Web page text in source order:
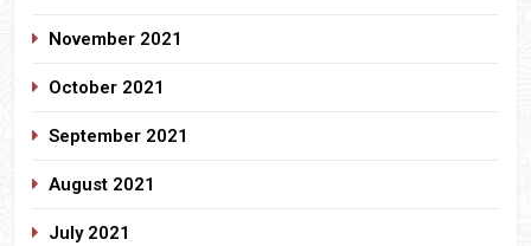
November 2021
October 2021
September 2021
August 2021
July 2021